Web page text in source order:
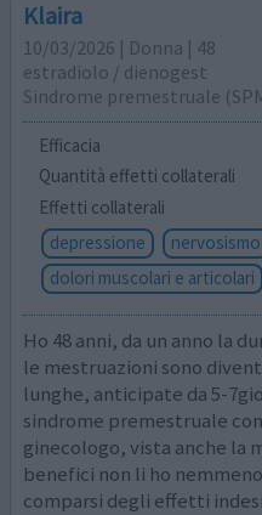
Klaira
10/03/2026 | Donna | 48
estradiolo / dienogest
Sindrome premestruale
Efficacia
Quantità effetti collaterali
Effetti collaterali
depressione
nervosismo
dolori muscolari e articolari
Ho 48 anni, da un anno la
le mestruazioni sono
lunghe, anticipate da 5-
sindrome premestruale
ginecologo, vista anche la
benefici non li ho
comparsi degli effetti